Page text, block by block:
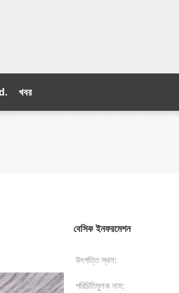
খবর
বেসিক ইনফরমেশন
উৎপত্তি স্থল:
পরিচিতিমুলক নাম: